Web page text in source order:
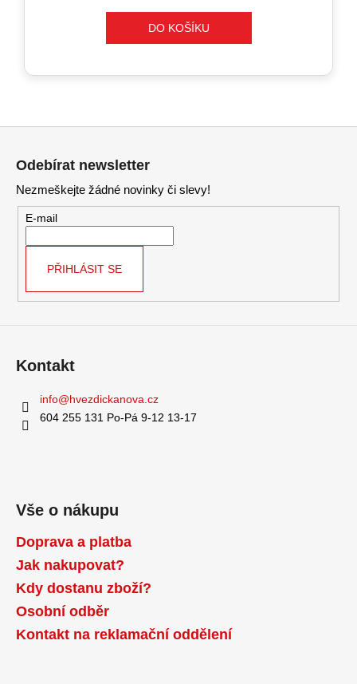
DO KOŠÍKU
Odebírat newsletter
Nezmeškejte žádné novinky či slevy!
E-mail
PŘIHLÁSIT SE
Kontakt
info@hvezdickanova.cz
604 255 131 Po-Pá 9-12 13-17
Vše o nákupu
Doprava a platba
Jak nakupovat?
Kdy dostanu zboží?
Osobní odběr
Kontakt na reklamační oddělení